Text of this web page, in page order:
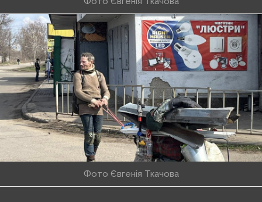
Фото Євгенія Ткачова